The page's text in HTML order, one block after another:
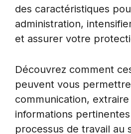
des caractéristiques
administration,
et assurer votre
Découvrez comment
peuvent vous
communication, extraire
informations
processus de travail au